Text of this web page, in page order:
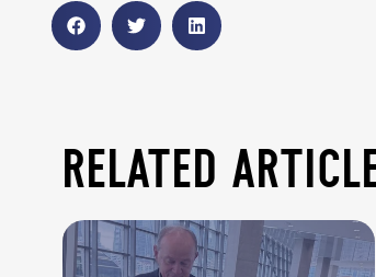
related